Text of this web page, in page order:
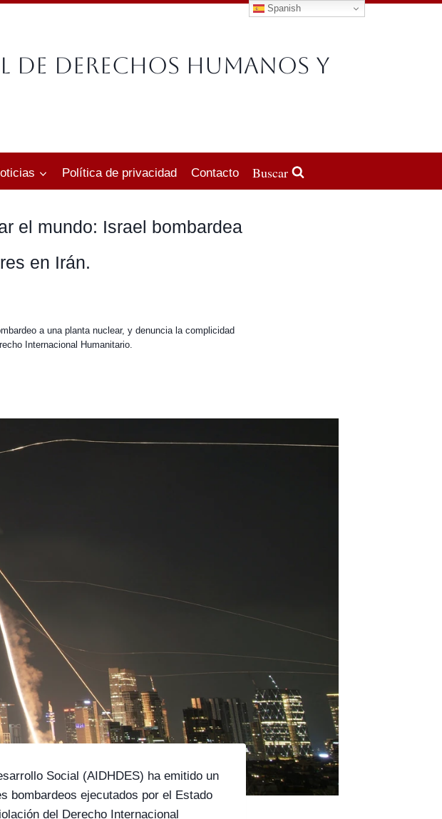
Derechos Humanos y
Política de privacidad Contacto Buscar
el mundo: Israel bombardea
en Irán.
a una planta nuclear, y denuncia la complicidad
Internacional Humanitario.
Social (AIDHDES) ha emitido un
bombardeos ejecutados por el Estado
del Derecho Internacional
Spanish